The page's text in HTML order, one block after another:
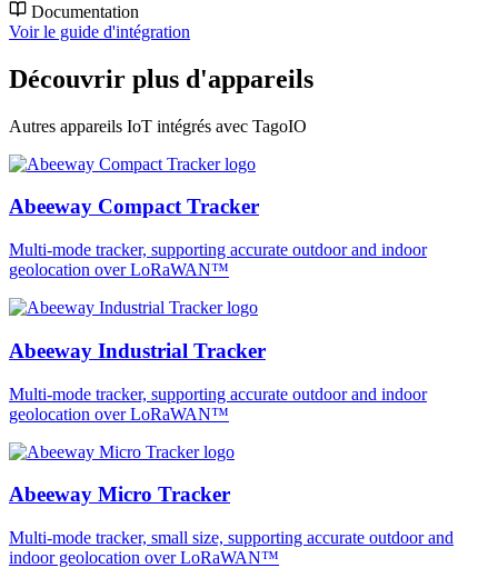
Documentation
Voir le guide d'intégration
Découvrir plus d'appareils
Autres appareils IoT intégrés avec TagoIO
Abeeway Compact Tracker
Multi-mode tracker, supporting accurate outdoor and indoor
geolocation over LoRaWAN™
Abeeway Industrial Tracker
Multi-mode tracker, supporting accurate outdoor and indoor
geolocation over LoRaWAN™
Abeeway Micro Tracker
Multi-mode tracker, small size, supporting accurate outdoor and
indoor geolocation over LoRaWAN™